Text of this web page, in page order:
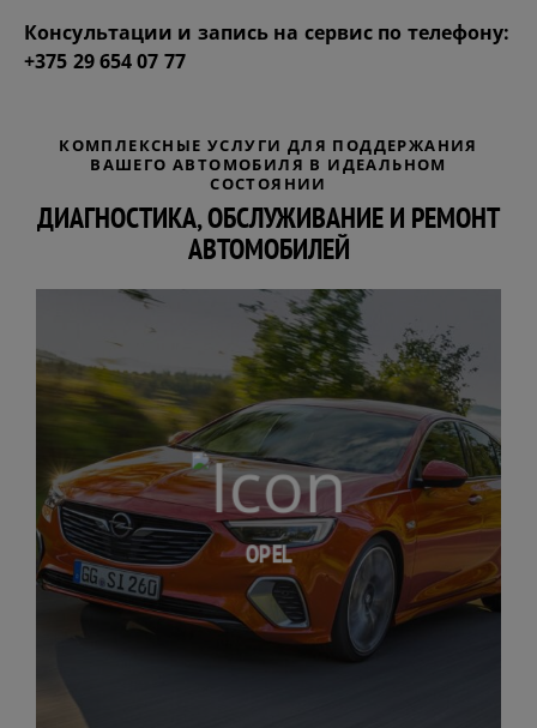
Консультации и запись на сервис по телефону:
+375 29 654 07 77
КОМПЛЕКСНЫЕ УСЛУГИ ДЛЯ ПОДДЕРЖАНИЯ
ВАШЕГО АВТОМОБИЛЯ В ИДЕАЛЬНОМ
СОСТОЯНИИ
ДИАГНОСТИКА, ОБСЛУЖИВАНИЕ И РЕМОНТ
АВТОМОБИЛЕЙ
OPEL